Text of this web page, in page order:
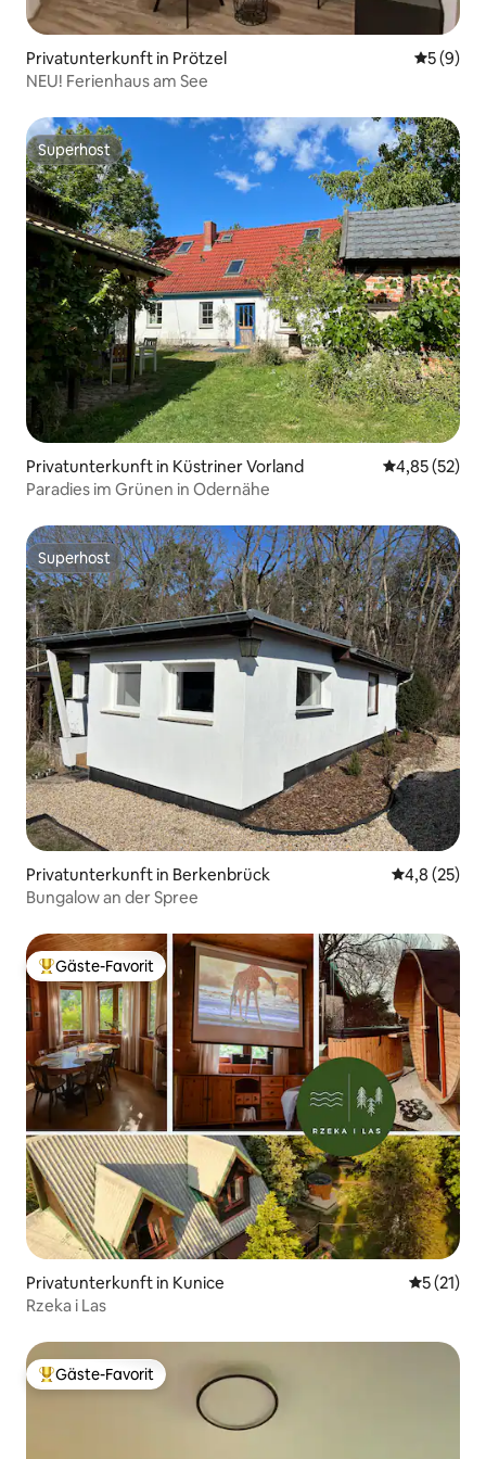
Privatunterkunft in Prötzel
5 (9)
NEU! Ferienhaus am See
Superhost
Superhost
Privatunterkunft in Küstriner Vorland
4,85 (52)
Paradies im Grünen in Odernähe
Superhost
Superhost
Privatunterkunft in Berkenbrück
4,8 (25)
Bungalow an der Spree
Beliebter Gäste-Favorit.
Gäste-Favorit
Privatunterkunft in Kunice
5 (21)
Rzeka i Las
Beliebter Gäste-Favorit.
Gäste-Favorit